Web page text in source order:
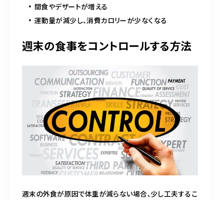
間食やデザートが増える
運動量が減少し、消費カロリーが少なくなる
週末の食事をコントロールする方法
週末の外食が原因で体重が減らない場合、少し工夫するこ